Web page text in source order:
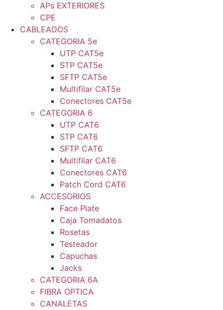
APs EXTERIORES
CPE
CABLEADOS
CATEGORIA 5e
UTP CAT5e
STP CAT5e
SFTP CAT5e
Multifilar CAT5e
Conectores CAT5e
CATEGORIA 6
UTP CAT6
STP CAT6
SFTP CAT6
Multifilar CAT6
Conectores CAT6
Patch Cord CAT6
ACCESORIOS
Face Plate
Caja Tomadatos
Rosetas
Testeador
Capuchas
Jacks
CATEGORIA 6A
FIBRA OPTICA
CANALETAS